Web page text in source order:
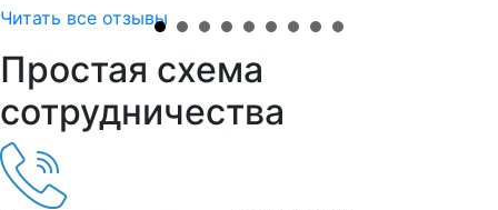
Читать все отзывы
Простая схема
сотрудничества